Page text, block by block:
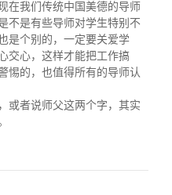
在我们传统中国美德的导师
不是有些导师对学生特别不
是个别的，一定要关爱学
交心，这样才能把工作搞
惕的，也值得所有的导师认
或者说师父这两个字，其实